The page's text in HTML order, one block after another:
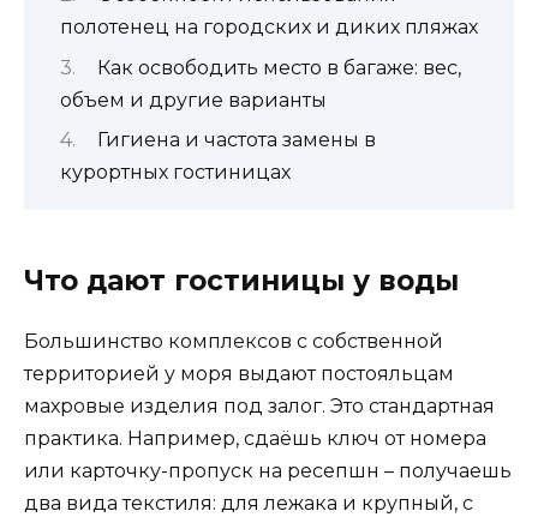
полотенец на городских и диких пляжах
Как освободить место в багаже: вес,
объем и другие варианты
Гигиена и частота замены в
курортных гостиницах
Что дают гостиницы у воды
Большинство комплексов с собственной
территорией у моря выдают постояльцам
махровые изделия под залог. Это стандартная
практика. Например, сдаёшь ключ от номера
или карточку-пропуск на ресепшн – получаешь
два вида текстиля: для лежака и крупный, с